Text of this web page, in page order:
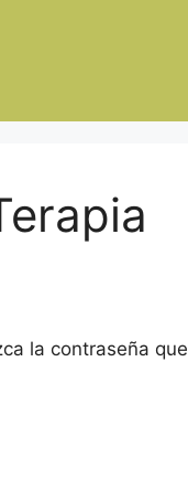
la contraseña que